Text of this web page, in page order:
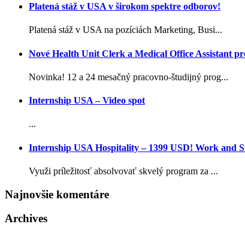
Platená stáž v USA v širokom spektre odborov!
Platená stáž v USA na pozíciách Marketing, Busi...
Nové Health Unit Clerk a Medical Office Assistant
Novinka! 12 a 24 mesačný pracovno-študijný prog...
Internship USA – Video spot
...
Internship USA Hospitality – 1399 USD! Work and
Využi príležitosť absolvovať skvelý program za ...
Najnovšie komentáre
Archives